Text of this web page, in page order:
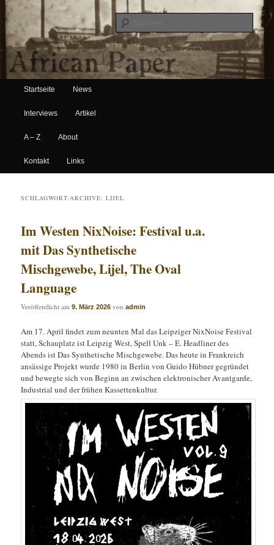
African Paper
Hauptmenü
Zum Inhalt wechseln
Zum sekundären Inhalt wechseln
Startseite News
Interviews Artikel
A – Z About
Kontakt Links
SCHLAGWORT-ARCHIVE:LIJEL
Im Westen NixNoise: Festival u.a.
mit Das Synthetische
Mischgewebe, Lijel, The Oval
Language
Veröffentlicht am9. März 2026 vonadmin
Am 17. April findet zum neunten Mal das Leipziger NixNoise Festival
statt, Schauplatz ist Leipzig West, Spell Unk – E. Headliner des
Abends ist Das Synthetische Mischgewebe. Das heute in Frankreich
ansässige Projekt wurde 1980 in Berlin von Guido Hübner gegründet
und bewegte sich von Beginn an zwischen elektronischer Avantgarde,
Industrial und der frühen Kassettenkultur.